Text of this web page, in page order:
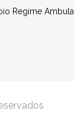
Regime